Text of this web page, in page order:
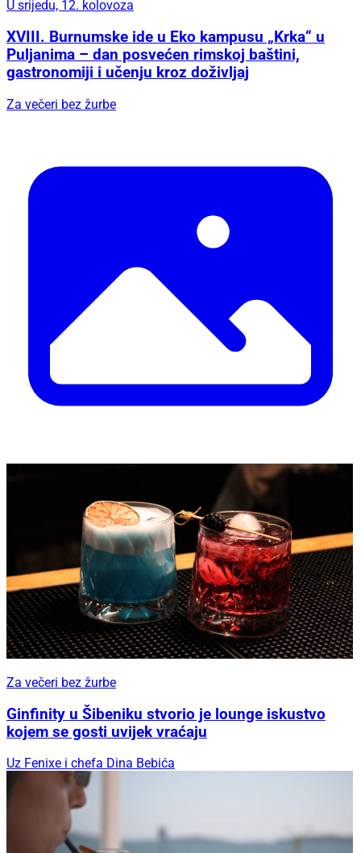
U srijedu, 12. kolovoza
XVIII. Burnumske ide u Eko kampusu „Krka“ u
Puljanima – dan posvećen rimskoj baštini,
gastronomiji i učenju kroz doživljaj
Za večeri bez žurbe
Za večeri bez žurbe
Ginfinity u Šibeniku stvorio je lounge iskustvo
kojem se gosti uvijek vraćaju
Uz Fenixe i chefa Dina Bebića